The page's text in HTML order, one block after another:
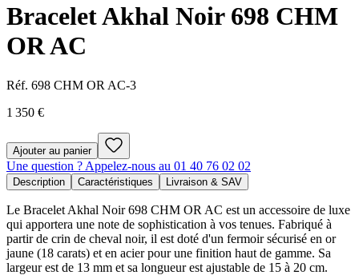
Bracelet Akhal Noir 698 CHM
OR AC
Réf. 698 CHM OR AC-3
1 350 €
Ajouter au panier
Une question ? Appelez-nous au 01 40 76 02 02
Description Caractéristiques Livraison & SAV
Le Bracelet Akhal Noir 698 CHM OR AC est un accessoire de luxe
qui apportera une note de sophistication à vos tenues. Fabriqué à
partir de crin de cheval noir, il est doté d'un fermoir sécurisé en or
jaune (18 carats) et en acier pour une finition haut de gamme. Sa
largeur est de 13 mm et sa longueur est ajustable de 15 à 20 cm.